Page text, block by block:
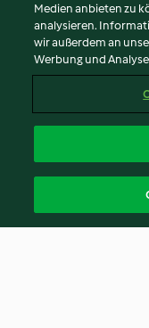
Medien anbieten zu
analysieren.
wir außerdem an
Werbung und